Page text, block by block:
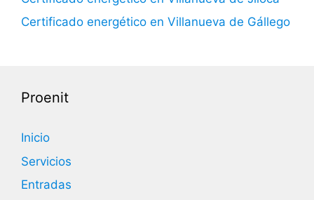
Certificado energético en Villanueva de Gállego
Proenit
Inicio
Servicios
Entradas